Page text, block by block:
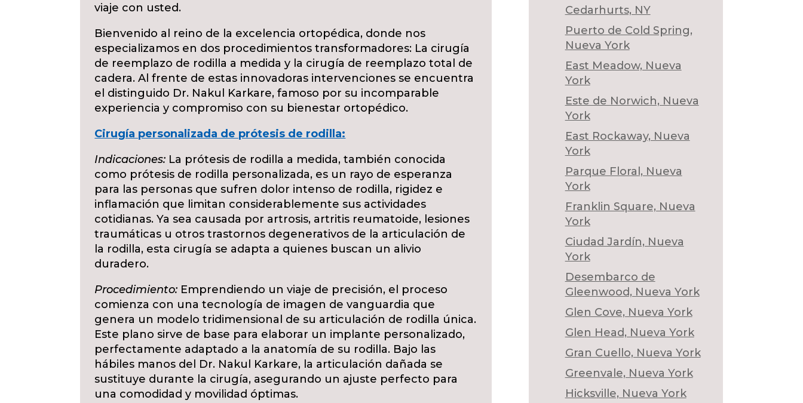
viaje con usted.
Bienvenido al reino de la excelencia ortopédica, donde nos
especializamos en dos procedimientos transformadores: La cirugía
de reemplazo de rodilla a medida y la cirugía de reemplazo total de
cadera. Al frente de estas innovadoras intervenciones se encuentra
el distinguido Dr. Nakul Karkare, famoso por su incomparable
experiencia y compromiso con su bienestar ortopédico.
Cirugía personalizada de prótesis de rodilla:
Indicaciones: La prótesis de rodilla a medida, también conocida
como prótesis de rodilla personalizada, es un rayo de esperanza
para las personas que sufren dolor intenso de rodilla, rigidez e
inflamación que limitan considerablemente sus actividades
cotidianas. Ya sea causada por artrosis, artritis reumatoide, lesiones
traumáticas u otros trastornos degenerativos de la articulación de
la rodilla, esta cirugía se adapta a quienes buscan un alivio
duradero.
Procedimiento: Emprendiendo un viaje de precisión, el proceso
comienza con una tecnología de imagen de vanguardia que
genera un modelo tridimensional de su articulación de rodilla única.
Este plano sirve de base para elaborar un implante personalizado,
perfectamente adaptado a la anatomía de su rodilla. Bajo las
hábiles manos del Dr. Nakul Karkare, la articulación dañada se
sustituye durante la cirugía, asegurando un ajuste perfecto para
una comodidad y movilidad óptimas.
Cedarhurts, NY
Puerto de Cold Spring,
Nueva York
East Meadow, Nueva
York
Este de Norwich, Nueva
York
East Rockaway, Nueva
York
Parque Floral, Nueva
York
Franklin Square, Nueva
York
Ciudad Jardín, Nueva
York
Desembarco de
Gleenwood, Nueva York
Glen Cove, Nueva York
Glen Head, Nueva York
Gran Cuello, Nueva York
Greenvale, Nueva York
Hicksville, Nueva York